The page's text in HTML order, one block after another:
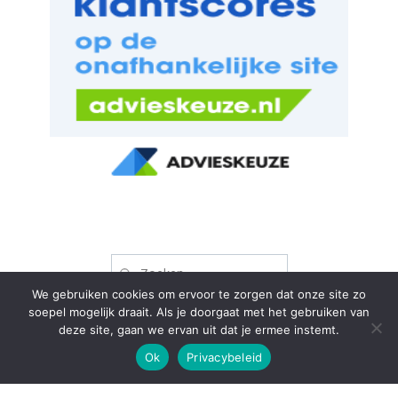
van 't Goor Hypotheken & Verzekeringen
Copyright © 2026 van 't Goor Hypotheken & Verzekeringen.
WhatsApp met ons
We gebruiken cookies om ervoor te zorgen dat onze site zo
soepel mogelijk draait. Als je doorgaat met het gebruiken van
deze site, gaan we ervan uit dat je ermee instemt.
Ok
Privacybeleid